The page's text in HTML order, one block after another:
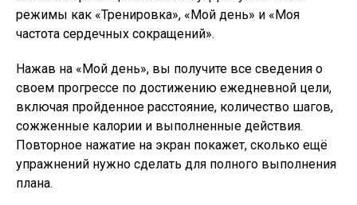
режимы как «Тренировка», «Мой день» и «Моя
частота сердечных сокращений».
Нажав на «Мой день», вы получите все сведения о
своем прогрессе по достижению ежедневной цели,
включая пройденное расстояние, количество шагов,
сожженные калории и выполненные действия.
Повторное нажатие на экран покажет, сколько ещё
упражнений нужно сделать для полного выполнения
плана.